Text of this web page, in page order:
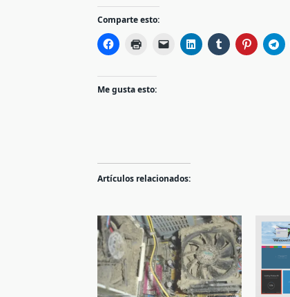
Comparte esto:
Me gusta esto:
Artículos relacionados: